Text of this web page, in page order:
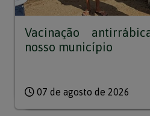
Vacinação
nosso município
07 de agosto de 2026